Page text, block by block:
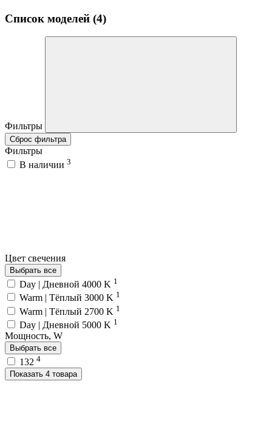
Список моделей (4)
Фильтры
Сброс фильтра
Фильтры
В наличии 3
Цвет свечения
Выбрать все
Day | Дневной 4000 K 1
Warm | Тёплый 3000 K 1
Warm | Тёплый 2700 K 1
Day | Дневной 5000 K 1
Мощность, W
Выбрать все
132 4
Показать 4 товара